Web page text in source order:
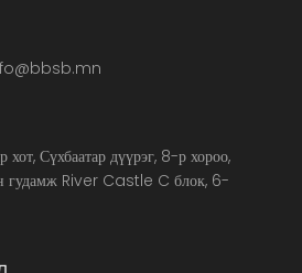
хот, Сүхбаатар дүүрэг, 8-р хороо,
гудамж River Castle C блок, 6-